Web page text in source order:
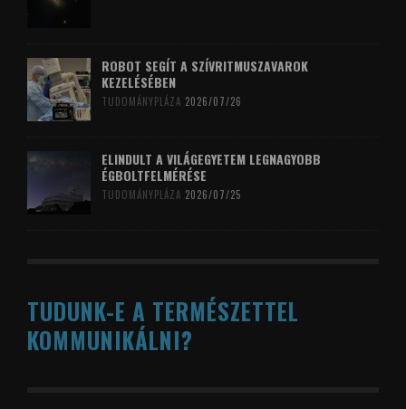
ROBOT SEGÍT A SZÍVRITMUSZAVAROK
KEZELÉSÉBEN
TUDOMÁNYPLÁZA 2026/07/26
ELINDULT A VILÁGEGYETEM LEGNAGYOBB
ÉGBOLTFELMÉRÉSE
TUDOMÁNYPLÁZA 2026/07/25
TUDUNK-E A TERMÉSZETTEL
KOMMUNIKÁLNI?